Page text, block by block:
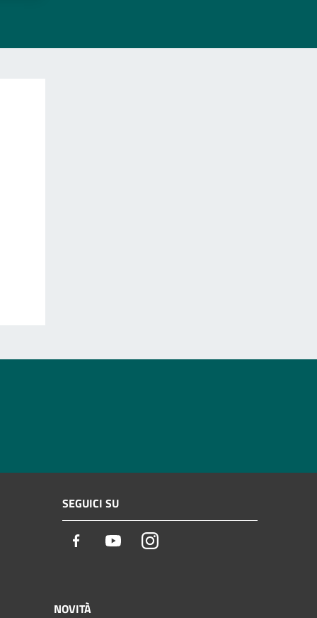
SEGUICI SU
Facebook YoutubeInstagram
NOVITÀ